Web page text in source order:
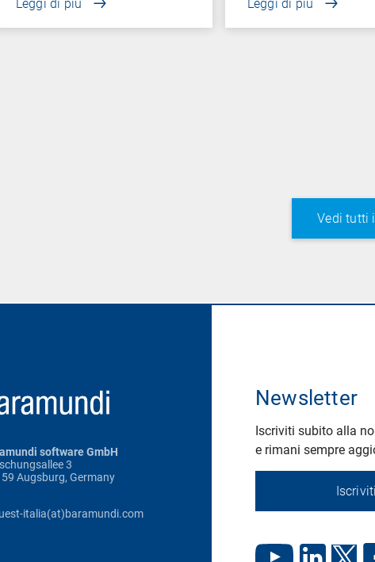
Leggi di più Leggi di più
Vedi tutti
software GmbH
3
Augsburg, Germany
italia(at)baramundi.com
Newsletter
Iscriviti subito alla
e rimani sempre
Iscriviti